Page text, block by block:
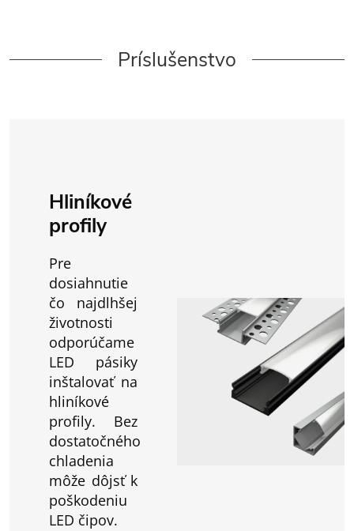
Príslušenstvo
Hliníkové
profily
Pre
dosiahnutie
čo najdlhšej
životnosti
odporúčame
LED pásiky
inštalovať na
hliníkové
profily. Bez
dostatočného
chladenia
môže dôjsť k
poškodeniu
LED čipov.